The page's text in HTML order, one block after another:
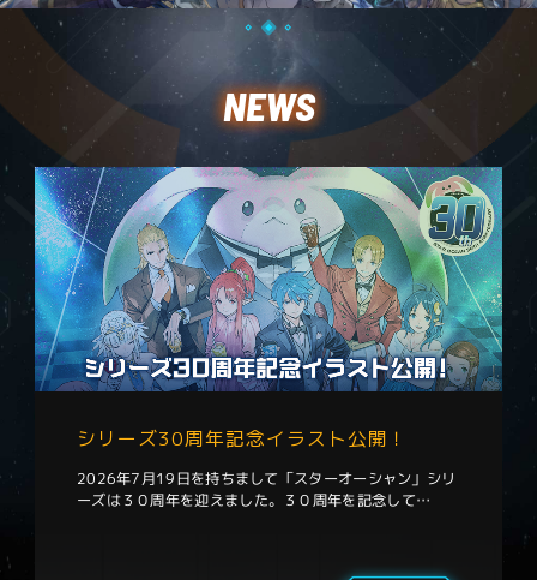
NEWS
シリーズ30周年記念イラスト公開！
2026年7月19日を持ちまして「スターオーシャン」シリ
ーズは３０周年を迎えました。３０周年を記念して…